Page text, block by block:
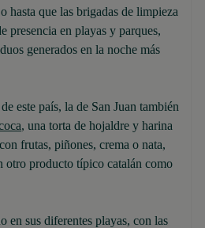
hasta que las brigadas de limpieza
presencia en playas y parques,
generados en la noche más
este país, la de San Juan también
, una torta de hojaldre y harina
frutas, piñones, crema o nata,
otro producto típico catalán como
en sus diferentes playas, con las